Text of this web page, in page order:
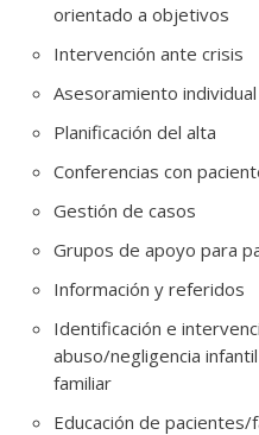
orientado a objetivos
Intervención ante crisis
Asesoramiento
Planificación del alta
Conferencias con
Gestión de casos
Grupos de apoyo para
Información y referidos
Identificación e
abuso/negligencia
familiar
Educación de